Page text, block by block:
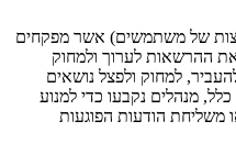
של משתמשים) אשר מפקחים
ההרשאות לערוך ולמחוק
למחוק ולפצל נושאים
מנהלים נקבעו כדי למנוע
הודעות הפוגעות